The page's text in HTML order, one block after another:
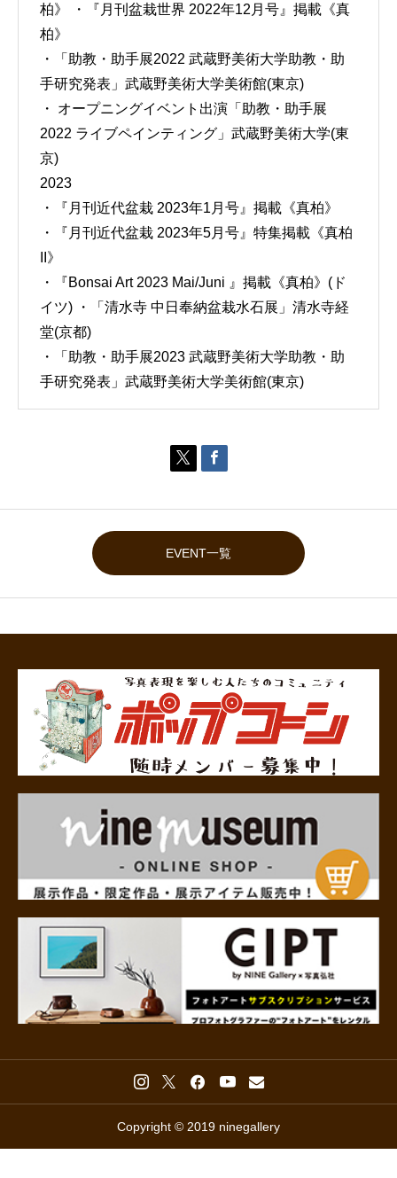
柏》 ・『月刊盆栽世界 2022年12月号』掲載《真
柏》
・「助教・助手展2022 武蔵野美術大学助教・助
手研究発表」武蔵野美術大学美術館(東京)
・ オープニングイベント出演「助教・助手展
2022 ライブペインティング」武蔵野美術大学(東
京)
2023
・『月刊近代盆栽 2023年1月号』掲載《真柏》
・『月刊近代盆栽 2023年5月号』特集掲載《真柏
II》
・『Bonsai Art 2023 Mai/Juni 』掲載《真柏》(ド
イツ) ・「清水寺 中日奉納盆栽水石展」清水寺経
堂(京都)
・「助教・助手展2023 武蔵野美術大学助教・助
手研究発表」武蔵野美術大学美術館(東京)
 
EVENT一覧
Copyright © 2019 ninegallery